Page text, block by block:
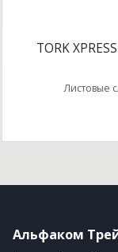
TORK
Листовые
Альфаком